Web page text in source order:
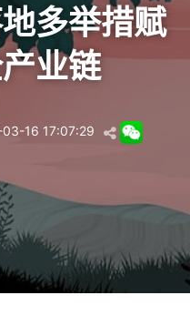
多举措赋
业链
16 17:07:29